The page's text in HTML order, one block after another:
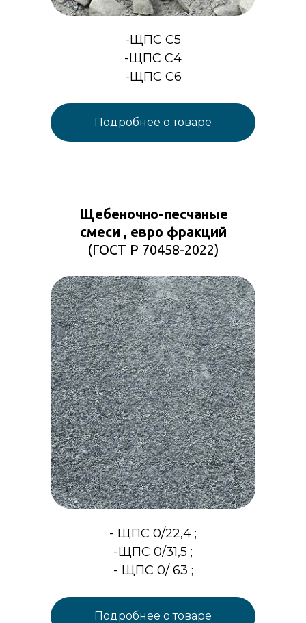
-ЩПС С5
-ЩПС С4
-ЩПС С6
Подробнее о товаре
Щебеночно-песчаные
смеси , евро фракций
(ГОСТ Р 70458-2022)
- ЩПС 0/22,4 ;
-ЩПС 0/31,5 ;
- ЩПС 0/ 63 ;
Подробнее о товаре